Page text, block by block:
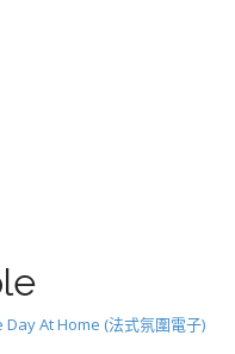
Day At Home (法式氛圍電子)